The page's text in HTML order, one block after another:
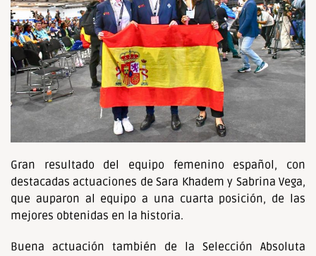
Gran resultado del equipo femenino español, con
destacadas actuaciones de Sara Khadem y Sabrina Vega,
que auparon al equipo a una cuarta posición, de las
mejores obtenidas en la historia.
Buena actuación también de la Selección Absoluta